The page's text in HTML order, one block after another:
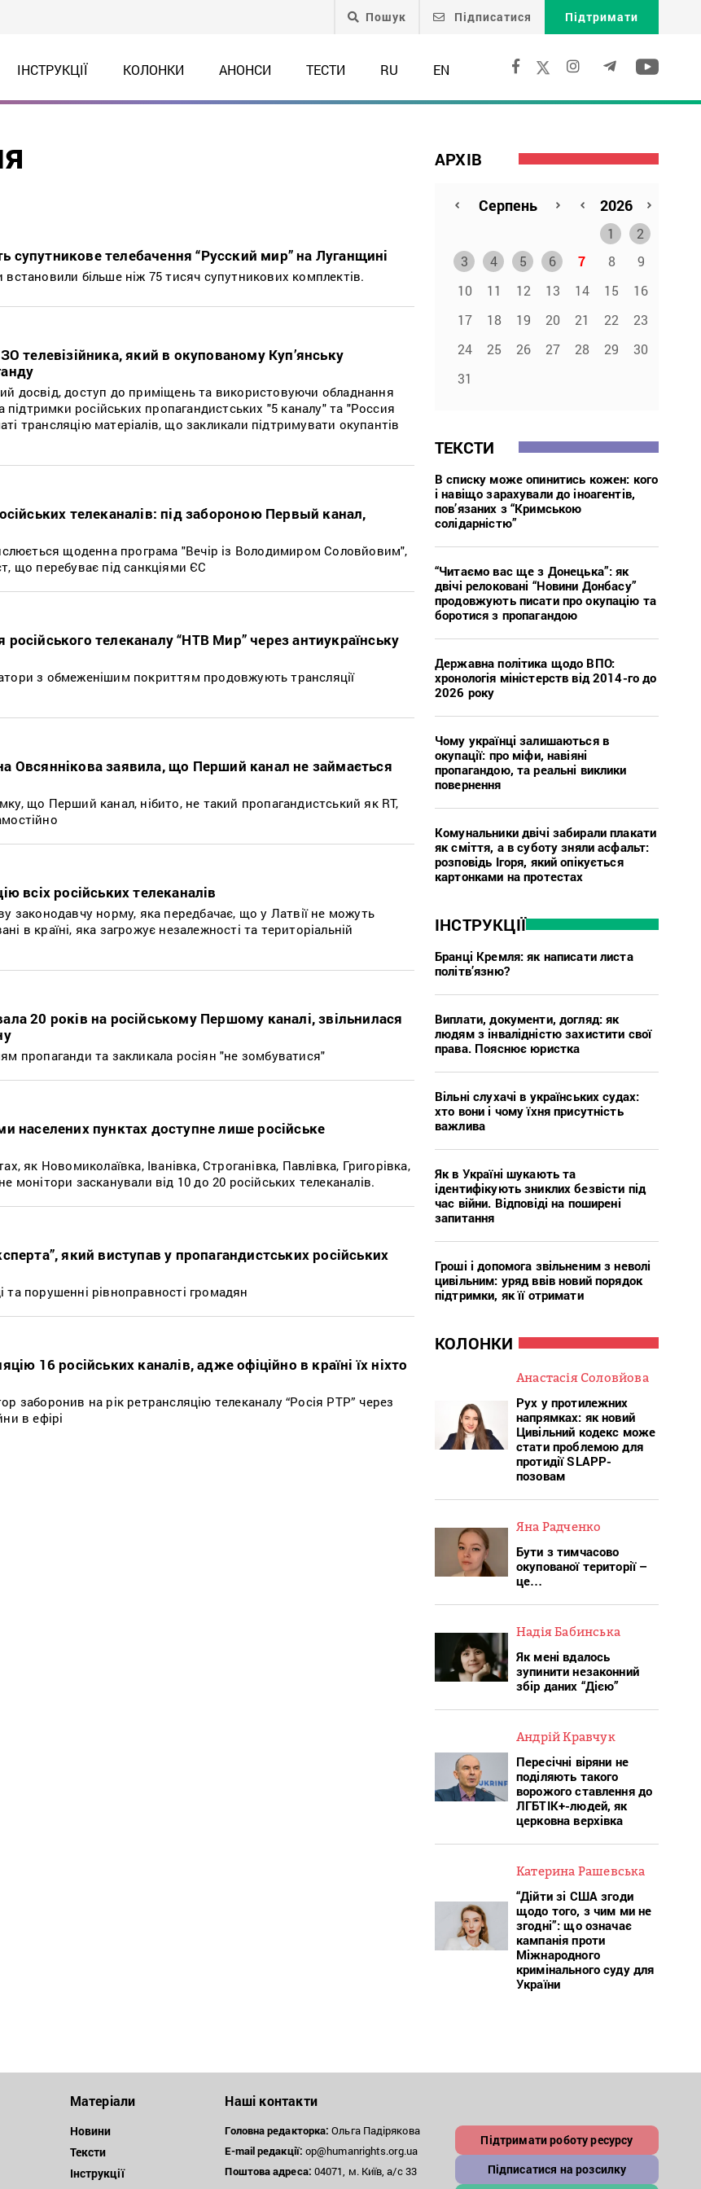
Пошук Підписатися Підтримати
ІНСТРУКЦІЇ КОЛОНКИ АНОНСИ ТЕСТИ RU EN
супутникове телебачення “Русский мир” на Луганщині
більше ніж 75 тисяч супутникових комплектів.
телевізійника, який в окупованому Куп’янську
досвід, доступ до приміщень та використовуючи обладнання
підтримки російських пропагандистських "5 каналу" та "Россия
трансляцію матеріалів, що закликали підтримувати окупантів
телеканалів: під забороною Первый канал,
щоденна програма "Вечір із Володимиром Соловйовим",
що перебуває під санкціями ЄС
телеканалу “НТВ Мир” через антиукраїнську
з обмеженішим покриттям продовжують трансляції
Овсяннікова заявила, що Перший канал не займається
що Перший канал, нібито, не такий пропагандистський як RT,
всіх російських телеканалів
законодавчу норму, яка передбачає, що у Латвії не можуть
в країні, яка загрожує незалежності та територіальній
20 років на російському Першому каналі, звільнилася
пропаганди та закликала росіян "не зомбуватися"
населених пунктах доступне лише російське
як Новомиколаївка, Іванівка, Строганівка, Павлівка, Григорівка,
монітори засканували від 10 до 20 російських телеканалів.
який виступав у пропагандистських російських
порушенні рівноправності громадян
16 російських каналів, адже офіційно в країні їх ніхто
заборонив на рік ретрансляцію телеканалу “Росія РТР” через
в ефірі
АРХІВ
1
2
3
4 5 6 7 8
9
10
11 12 13 14 15
16
17
18 19 20 21 22
23
24
25 26 27 28 29
30
31
ТЕКСТИ
В списку може опинитись кожен: кого
і навіщо зарахували до іноагентів,
пов’язаних з “Кримською
солідарністю”
“Читаємо вас ще з Донецька”: як
двічі релоковані “Новини Донбасу”
продовжують писати про окупацію та
боротися з пропагандою
Державна політика щодо ВПО:
хронологія міністерств від 2014-го до
2026 року
Чому українці залишаються в
окупації: про міфи, навіяні
пропагандою, та реальні виклики
повернення
Комунальники двічі забирали плакати
як сміття, а в суботу зняли асфальт:
розповідь Ігоря, який опікується
картонками на протестах
ІНСТРУКЦІЇ
Бранці Кремля: як написати листа
політв’язню?
Виплати, документи, догляд: як
людям з інвалідністю захистити свої
права. Пояснює юристка
Вільні слухачі в українських судах:
хто вони і чому їхня присутність
важлива
Як в Україні шукають та
ідентифікують зниклих безвісти під
час війни. Відповіді на поширені
запитання
Гроші і допомога звільненим з неволі
цивільним: уряд ввів новий порядок
підтримки, як її отримати
КОЛОНКИ
Анастасія Соловйова
Рух у протилежних
напрямках: як новий
Цивільний кодекс може
стати проблемою для
протидії SLAPP-
позовам
Яна Радченко
Бути з тимчасово
окупованої території –
це…
Надія Бабинська
Як мені вдалось
зупинити незаконний
збір даних “Дією”
Андрій Кравчук
Пересічні віряни не
поділяють такого
ворожого ставлення до
ЛГБТІК+-людей, як
церковна верхівка
Катерина Рашевська
“Дійти зі США згоди
щодо того, з чим ми не
згодні”: що означає
кампанія проти
Міжнародного
кримінального суду для
України
Матеріали
Новини
Тексти
Інструкції
Наші контакти
Головна редакторка: Ольга Падірякова
E-mail редакції: op@humanrights.org.ua
Поштоваадреса: 04071, м. Київ, а/с 33
Підтримати роботу ресурсу
Підписатися на розсилку